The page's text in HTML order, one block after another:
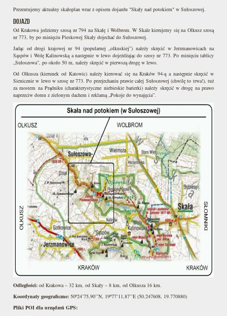
Prezentujemy aktualny skałoplan wraz z opisem dojazdu "Skały nad potokiem" w Sułoszowej.
DOJAZD
Od Krakowa jedziemy szosą nr 794 na Skałę i Wolbrom. W Skale kierujemy się na Olkusz szosą
nr 773, by po minięciu Pieskowej Skały dojechać do Sułoszowej.
Jadąc od drogi krajowej nr 94 (popularnej „olkuskiej”) należy skręcić w Jerzmanowicach na
Sąspów i Wolę Kalinowską a następnie w lewo dojeżdżając do szosy nr 773. Po minięciu tablicy
„Sułoszowa”, po około 50 m, należy skręcić w pierwszą drogę w lewo.
Od Olkusza (kierunek od Katowic) należy kierować się na Kraków 94-ą a następnie skręcić w
Sienicznie w lewo w szosę nr 773. Po przejechaniu prawie całej Sułoszowej (chwilę to trwa!), tuż
za mostem na Prądniku (charakterystyczne niebieskie barierki) należy skręcić w drogę na prawo
naprzeciw domu z zielonym dachem i reklamą „Pokoje do wynajęcia”.
Odległości: od Krakowa – 32 km, od Skały – 8 km, od Olkusza 16 km.
Koordynaty geograficzne: 50º24’75,90’’N, 19º77’11,87’’E (50.247608, 19.770880)
Pliki POI dla urządzeń GPS: